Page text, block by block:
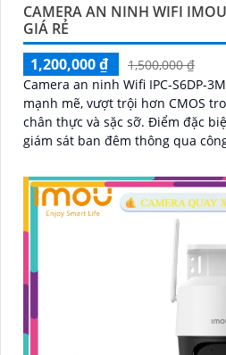
CAMERA AN NINH WIFI
GIÁ RẺ
1,200,000 ₫
1,500,000 ₫
Camera an ninh Wifi IPC-S6DP-
mạnh mẽ, vượt trội hơn CMOS
chân thực và sặc sỡ. Điểm đặc biệt của nó là khả năng
giám sát ban đêm thông qua